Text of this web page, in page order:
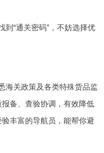
到“通关密码”，不妨选择优
海关政策及各类特殊货品监
备、查验协调，有效降低
丰富的导航员，能帮你避